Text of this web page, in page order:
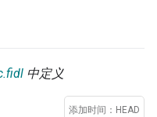
中定义
添加时间：HEAD